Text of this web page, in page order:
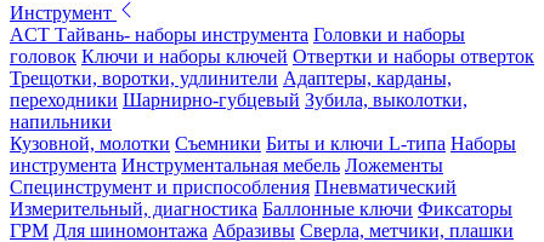
Инструмент
ACT Тайвань- наборы инструмента Головки и наборы
головок Ключи и наборы ключей Отвертки и наборы отверток
Трещотки, воротки, удлинители Адаптеры, карданы,
переходники Шарнирно-губцевый Зубила, выколотки,
напильники
Кузовной, молотки Съемники Биты и ключи L-типа Наборы
инструмента Инструментальная мебель Ложементы
Специнструмент и приспособления Пневматический
Измерительный, диагностика Баллонные ключи Фиксаторы
ГРМ Для шиномонтажа Абразивы Сверла, метчики, плашки